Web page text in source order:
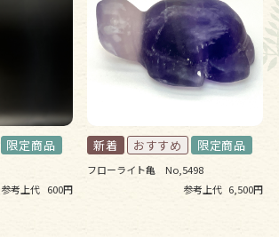
参考上代 600円
フローライト亀 No,5498
参考上代 6,500円